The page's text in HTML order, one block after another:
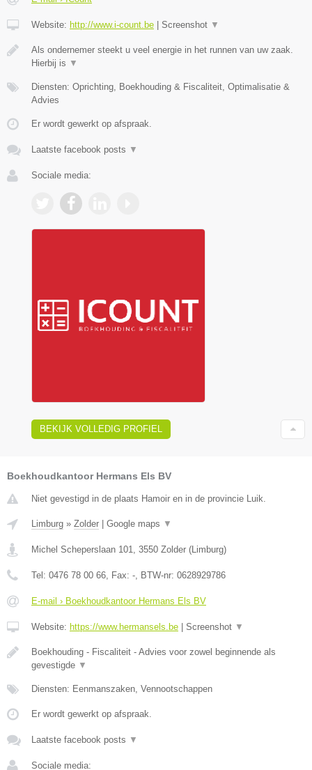
Website: http://www.i-count.be Screenshot ▼
Als ondernemer steekt u veel energie in het runnen van uw zaak.
Hierbij is ▼
Diensten: Oprichting, Boekhouding & Fiscaliteit, Optimalisatie &
Advies
Er wordt gewerkt op afspraak.
Laatste facebook posts ▼
Sociale media:
BEKIJK VOLLEDIG PROFIEL
Boekhoudkantoor Hermans Els BV
Niet gevestigd in de plaats Hamoir en in de provincie Luik.
Limburg » Zolder Google maps ▼
Michel Scheperslaan 101, 3550 Zolder (Limburg)
Tel: 0476 78 00 66, Fax: -, BTW-nr: 0628929786
E-mail › Boekhoudkantoor Hermans Els BV
Website: https://www.hermansels.be Screenshot ▼
Boekhouding - Fiscaliteit - Advies voor zowel beginnende als
gevestigde ▼
Diensten: Eenmanszaken, Vennootschappen
Er wordt gewerkt op afspraak.
Laatste facebook posts ▼
Sociale media: